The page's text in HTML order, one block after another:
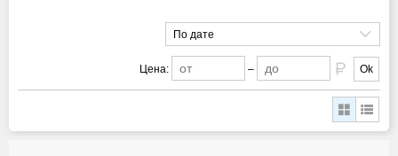
По дате
Цена: – Ok